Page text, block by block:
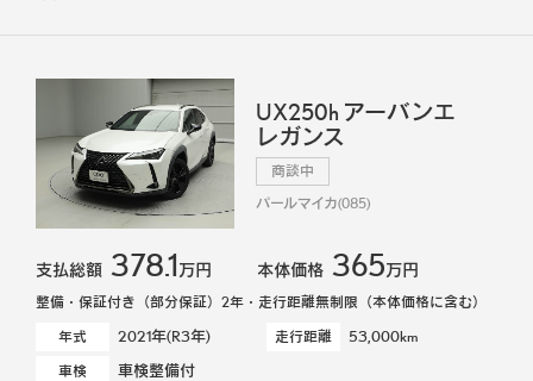
UX250h アーバンエ
レガンス
商談中
パールマイカ(085)
支払総額 378.1万円 本体価格 365万円
整備・保証付き（部分保証）2年・走行距離無制限（本体価格に含む）
年式
2021年(R3年) 走行距離 53,000km
車検 車検整備付